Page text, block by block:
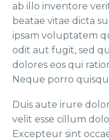
ab illo inventore
beatae vitae dicta
ipsam voluptatem
odit aut fugit, sed
dolores eos qui
Neque porro
Duis aute irure
velit esse cillum
Excepteur sint